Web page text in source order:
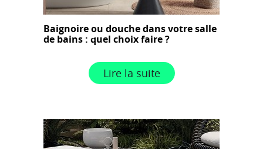
Baignoire ou douche dans votre salle
de bains : quel choix faire ?
Lire la suite